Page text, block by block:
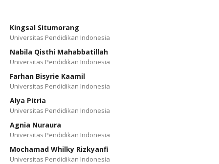
Kingsal Situmorang
Universitas Pendidikan Indonesia
Nabila Qisthi Mahabbatillah
Universitas Pendidikan Indonesia
Farhan Bisyrie Kaamil
Universitas Pendidikan Indonesia
Alya Pitria
Universitas Pendidikan Indonesia
Agnia Nuraura
Universitas Pendidikan Indonesia
Mochamad Whilky Rizkyanfi
Universitas Pendidikan Indonesia